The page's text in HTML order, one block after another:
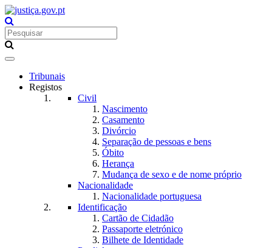
Toggle
navigationTribunais
Registos
Civil
Nascimento
Casamento
Divórcio
Separação de pessoas e bens
Óbito
Herança
Mudança de sexo e de nome próprio
Nacionalidade
Nacionalidade portuguesa
Identificação
Cartão de Cidadão
Passaporte eletrónico
Bilhete de Identidade